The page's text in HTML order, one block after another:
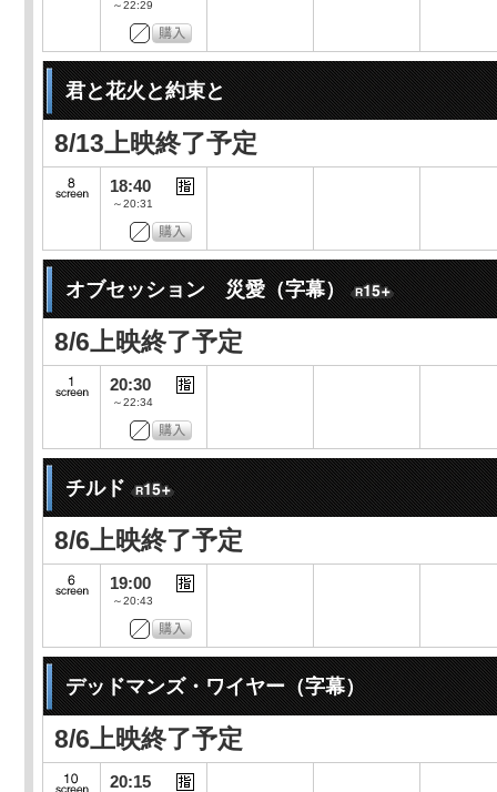
～22:29
君と花火と約束と
8/13上映終了予定
18:40
～20:31
オブセッション 災愛（字幕）
8/6上映終了予定
20:30
～22:34
チルド
8/6上映終了予定
19:00
～20:43
デッドマンズ・ワイヤー（字幕）
8/6上映終了予定
20:15